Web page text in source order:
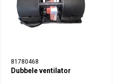
81780468
Dubbele ventilator